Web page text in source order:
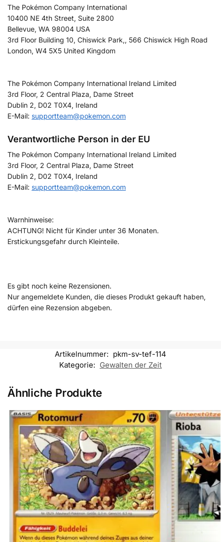
The Pokémon Company International
10400 NE 4th Street, Suite 2800
Bellevue, WA 98004 USA
3rd Floor Building 10, Chiswick Park,, 566 Chiswick High Road
London, W4 5X5 United Kingdom
The Pokémon Company International Ireland Limited
3rd Floor, 2 Central Plaza, Dame Street
Dublin 2, D02 T0X4, Ireland
E-Mail: supportteam@pokemon.com
Verantwortliche Person in der EU
The Pokémon Company International Ireland Limited
3rd Floor, 2 Central Plaza, Dame Street
Dublin 2, D02 T0X4, Ireland
E-Mail: supportteam@pokemon.com
Warnhinweise:
ACHTUNG! Nicht für Kinder unter 36 Monaten.
Erstickungsgefahr durch Kleinteile.
Es gibt noch keine Rezensionen.
Nur angemeldete Kunden, die dieses Produkt gekauft haben,
dürfen eine Rezension abgeben.
Artikelnummer: pkm-sv-tef-114
Kategorie: Gewalten der Zeit
Ähnliche Produkte